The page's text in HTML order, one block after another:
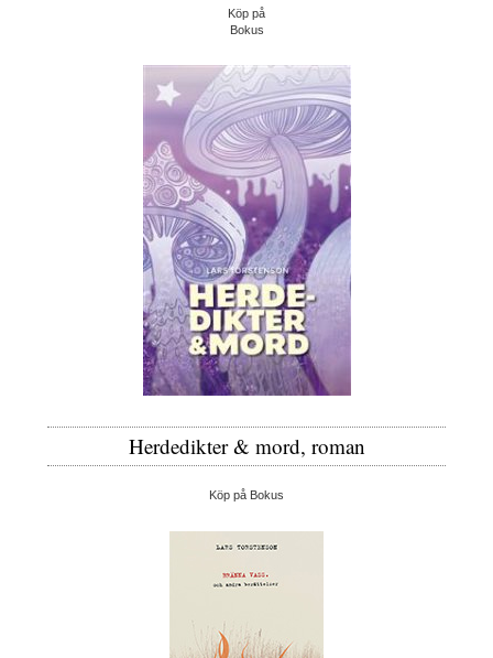
Köp på
Bokus
Herdedikter & mord, roman
Köp på Bokus